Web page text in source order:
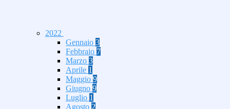
2022
Gennaio 3
Febbraio 7
Marzo 3
Aprile 1
Maggio 9
Giugno 9
Luglio 1
Agosto 2